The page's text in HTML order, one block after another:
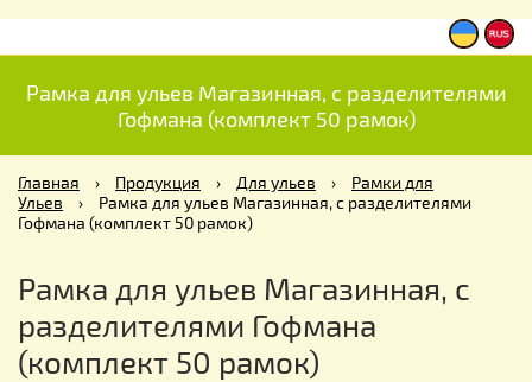
Рамка для ульев Магазинная, с разделителями
Гофмана (комплект 50 рамок)
Главная › Продукция › Для ульев ›
Рамки для
Ульев
›
Рамка для ульев Магазинная, с разделителями
Гофмана (комплект 50 рамок)
Рамка для ульев Магазинная, с
разделителями Гофмана
(комплект 50 рамок)